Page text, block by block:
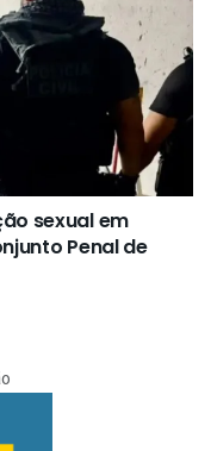
sexual em
Penal de